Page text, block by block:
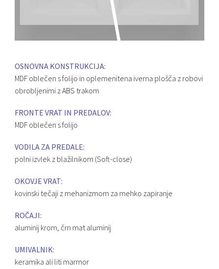
OSNOVNA KONSTRUKCIJA:
MDF oblečen s folijo in oplemenitena iverna plošča z robovi
obrobljenimi z ABS trakom
FRONTE VRAT IN PREDALOV:
MDF oblečen s folijo
VODILA ZA PREDALE:
polni izvlek z blažilnikom (Soft-close)
OKOVJE VRAT:
kovinski tečaji z mehanizmom za mehko zapiranje
ROČAJI:
aluminij krom, črn mat aluminij
UMIVALNIK:
keramika ali liti marmor